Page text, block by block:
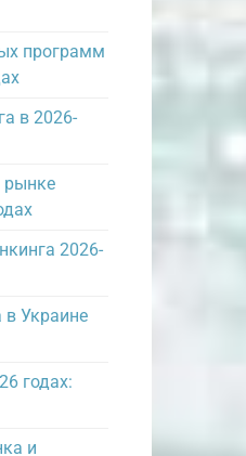
программ
в 2026-
рынке
2026-
Украине
годах:
и